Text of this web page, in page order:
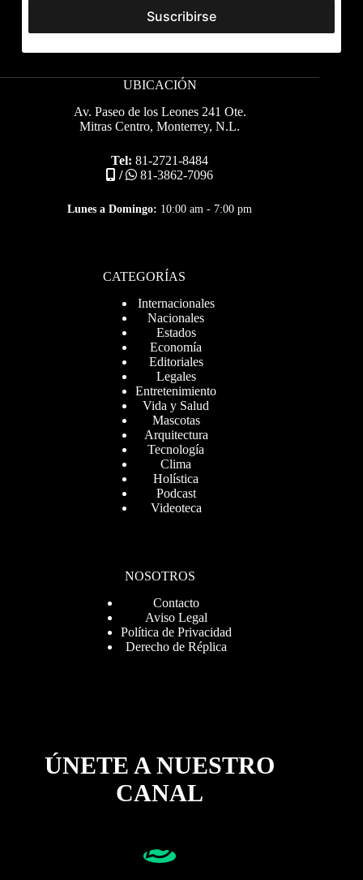
UBICACIÓN
Av. Paseo de los Leones 241 Ote.
Mitras Centro, Monterrey, N.L.
Tel: 81-2721-8484
/
81-3862-7096
Lunes a Domingo: 10:00 am - 7:00 pm
CATEGORÍAS
Internacionales
Nacionales
Estados
Economía
Editoriales
Legales
Entretenimiento
Vida y Salud
Mascotas
Arquitectura
Tecnología
Clima
Holística
Podcast
Videoteca
NOSOTROS
Contacto
Aviso Legal
Política de Privacidad
Derecho de Réplica
ÚNETE A NUESTRO
CANAL